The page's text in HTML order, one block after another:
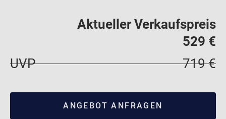
Aktueller Verkaufspreis
529 €
UVP
719 €
ANGEBOT ANFRAGEN